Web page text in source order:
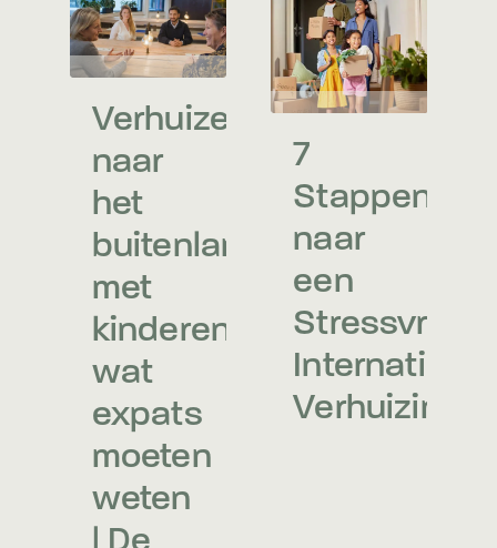
Verhuizen
naar
het
buitenland
met
kinderen:
wat
expats
moeten
weten
7
Stappen
naar
een
Stressvrije
Verhuizing